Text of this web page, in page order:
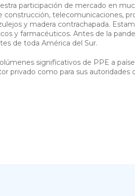
participación de mercado en
construcción, telecomunicaciones,
y madera contrachapada.
y farmacéuticos. Antes de la
de toda América del Sur.
significativos de PPE a
privado como para sus autoridades